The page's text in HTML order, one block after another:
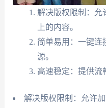
解决版权限制：允
上的内容。
简单易用：一键连
源。
高速稳定：提供流
解决版权限制：允许